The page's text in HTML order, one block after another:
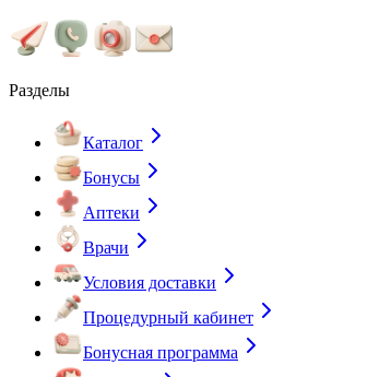
Разделы
Каталог
Бонусы
Аптеки
Врачи
Условия доставки
Процедурный кабинет
Бонусная программа